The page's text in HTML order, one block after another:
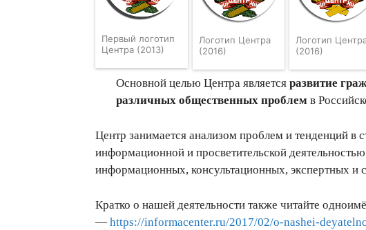
Первый логотип
Центра (2013)
Логотип Центра
(2016)
Логотип
(2016)
Основной целью Центра является развитие
различных общественных проблем в
Центр занимается анализом проблем и тенденций в
информационной и просветительской
информационных, консультационных, экспертных и
Кратко о нашей деятельности также читайте
— https://informacenter.ru/2017/02/o-nashei-